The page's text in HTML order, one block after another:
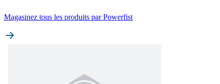
Magasinez tous les produits par Powerfist